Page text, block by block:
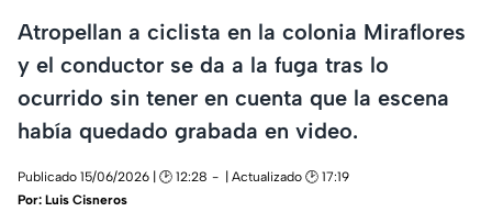
Atropellan a ciclista en la colonia Miraflores
y el conductor se da a la fuga tras lo
ocurrido sin tener en cuenta que la escena
había quedado grabada en video.
Publicado 15/06/2026 | 🕑 12:28
| Actualizado 🕑 17:19
Por: Luis Cisneros